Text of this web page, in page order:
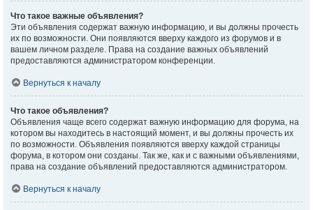
Что такое важные объявления?
Эти объявления содержат важную информацию, и вы должны прочесть
их по возможности. Они появляются вверху каждого из форумов и в
вашем личном разделе. Права на создание важных объявлений
предоставляются администратором конференции.
Вернуться к началу
Что такое объявления?
Объявления чаще всего содержат важную информацию для форума, на
котором вы находитесь в настоящий момент, и вы должны прочесть их
по возможности. Объявления появляются вверху каждой страницы
форума, в котором они созданы. Так же, как и с важными объявлениями,
права на создание объявлений предоставляются администратором.
Вернуться к началу